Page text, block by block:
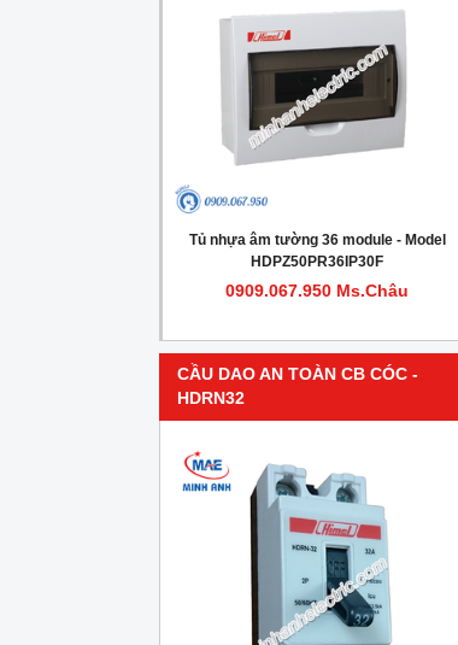
Tủ nhựa âm tường 36 module - Model
HDPZ50PR36IP30F
0909.067.950 Ms.Châu
CẦU DAO AN TOÀN CB CÓC -
HDRN32